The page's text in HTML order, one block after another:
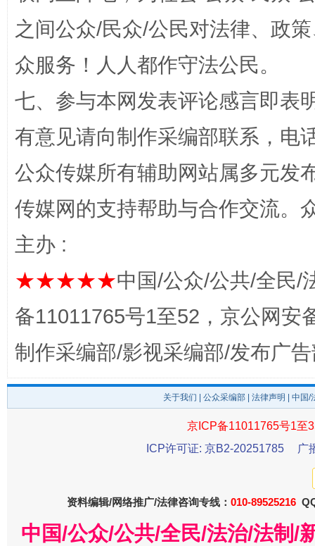
“蜀中异人”王建安的艺术幻境
之间公众/民众/公民对法律、政
众服务！人人都作守法公民。
七、参与本网发表评论感言即表
有意见请向制作采编部联系，电
公众传媒所有辅助网站属多元发
传媒网的支持帮助与合作交流。
主办 :
★★★★★中国/公众/公共/全民/
备11011765号1至52，京公网安
制作采编部/影视采编部/发布广
关于我们 公众采编部 法律声明 | 中国
京ICP备11011765号1至
ICP许可证: 京B2-20251785
广
资料编辑/网络推广/法律咨询专线： 010-89525216
中国/公众/公共/全民/法治/法制/